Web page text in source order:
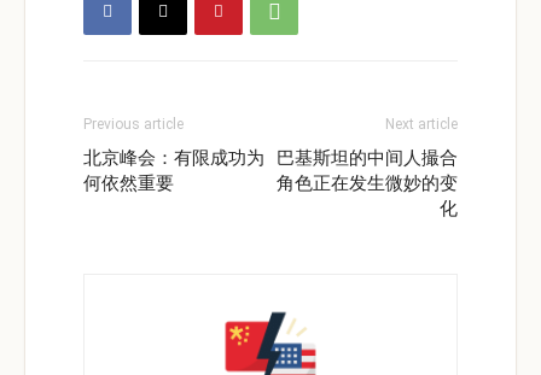
Previous article
北京峰会：有限成功为
何依然重要
Next article
巴基斯坦的中间人撮合
角色正在发生微妙的变
化